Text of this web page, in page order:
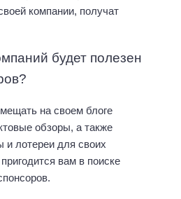
компании, получат
будет полезен
на своем блоге
обзоры, а также
и лотереи для своих
вам в поиске